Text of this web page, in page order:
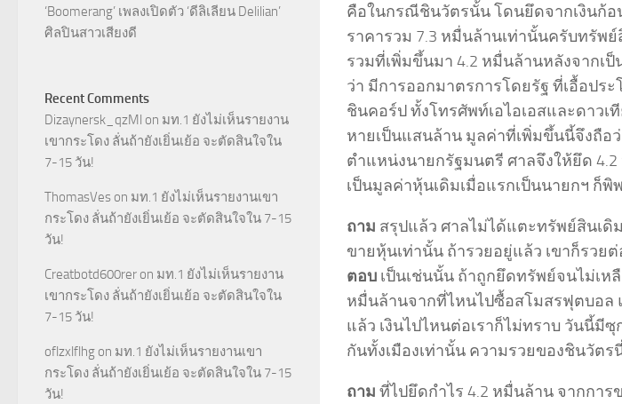
คือในกรณีชินวัตรนั้น โดนยึดจากเงินก้
ราคารวม 7.3 หมื่นล้านเท่านั้นครับทรัพ
รวมที่เพิ่มขึ้นมา 4.2 หมื่นล้านหลังจากเ
ว่า มีการออกมาตรการโดยรัฐ ที่เอื้อป
ชินคอร์ป ทั้งโทรศัพท์เอไอเอสและดาว
หายเป็นแสนล้าน มูลค่าที่เพิ่มขึ้นนี้จึงถือ
ตำแหน่งนายกรัฐมนตรี ศาลจึงให้ยึด
เป็นมูลค่าหุ้นเดิมเมื่อแรกเป็นนายกฯ ก็
ถาม สรุปแล้ว ศาลไม่ได้แตะทรัพย์สินเดิ
ขายหุ้นเท่านั้น ถ้ารวยอยู่แล้ว เขาก็รวย
ตอบ เป็นเช่นนั้น ถ้าถูกยึดทรัพย์จนไม่เห
หมื่นล้านจากที่ไหนไปซื้อสโมสรฟุตบอ
แล้ว เงินไปไหนต่อเราก็ไม่ทราบ วันนี้มี
กันทั้งเมืองเท่านั้น ความรวยของชินวัต
ถาม ที่ไปยึดกำไร 4.2 หมื่นล้าน จากกา
‘Boomerang’ เพลงเปิดตัว ‘ดีลิเลียน Delilian’
ศิลปินสาวเสียงดี
Recent Comments
Dizaynersk_qzMl on มท.1 ยังไม่เห็นรายงาน
เขากระโดง ลั่นถ้ายังเยิ่นเย้อ จะตัดสินใจใน
7-15 วัน!
ThomasVes on มท.1 ยังไม่เห็นรายงานเขา
กระโดง ลั่นถ้ายังเยิ่นเย้อ จะตัดสินใจใน 7-15
วัน!
Creatbotd600rer on มท.1 ยังไม่เห็นรายงาน
เขากระโดง ลั่นถ้ายังเยิ่นเย้อ จะตัดสินใจใน
7-15 วัน!
oflzxlflhg on มท.1 ยังไม่เห็นรายงานเขา
กระโดง ลั่นถ้ายังเยิ่นเย้อ จะตัดสินใจใน 7-15
วัน!